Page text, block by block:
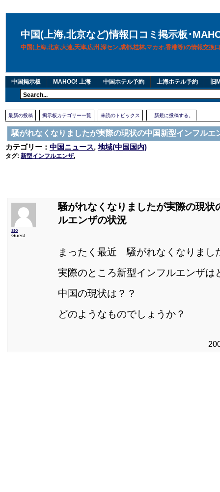
中国(上海,北京など)情報口コミ掲示板･
中国(上海,北京,大連,天津,広州,深セン,成都,桂林,マカオ,香港等)の情報交換
中国掲示板 MAHOO! 上海 中国ホテル予約 上海ホテル予約 旧
最新の投稿 掲示板カテゴリー一覧 未読のトピックス 新規に投稿する。
騒がれなくなりましたが実際の現状の中国新型インフルエ
カテゴリー： 中国ニュース,地域(中国国内)
タグ: 新型インフルエンザ,
sto
Guest
騒がれなくなりましたが実際の現状
ルエンザの状況
まったく最近 騒がれなくなりまし
実際のところ新型インフルエンザは
中国の現状は？？
どのようなものでしょうか？